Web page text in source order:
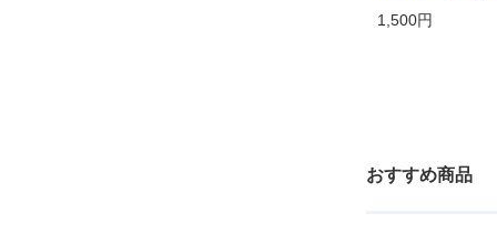
1,500円
おすすめ商品